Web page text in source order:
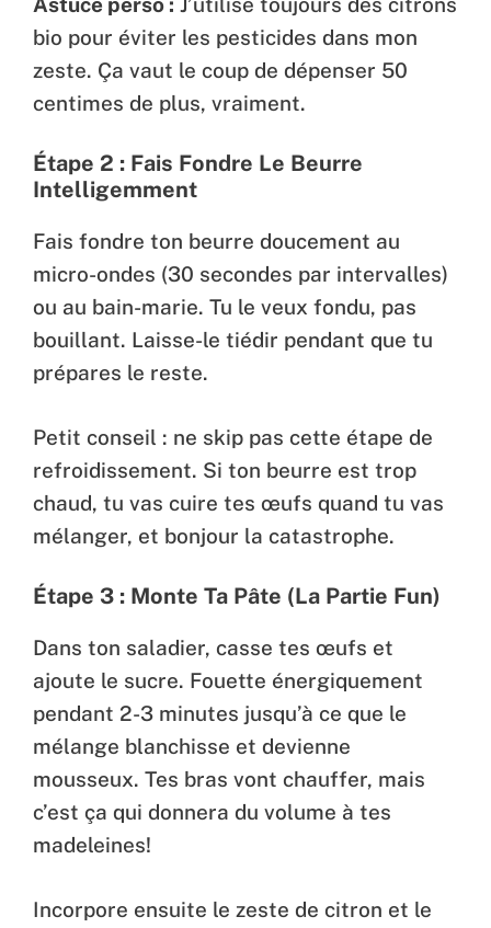
bio pour éviter les pesticides dans mon
zeste. Ça vaut le coup de dépenser 50
centimes de plus, vraiment.
Étape 2 : Fais Fondre Le Beurre
Intelligemment
Fais fondre ton beurre doucement au
micro-ondes (30 secondes par intervalles)
ou au bain-marie. Tu le veux fondu, pas
bouillant. Laisse-le tiédir pendant que tu
prépares le reste.
Petit conseil : ne skip pas cette étape de
refroidissement. Si ton beurre est trop
chaud, tu vas cuire tes œufs quand tu vas
mélanger, et bonjour la catastrophe.
Étape 3 : Monte Ta Pâte (La Partie Fun)
Dans ton saladier, casse tes œufs et
ajoute le sucre. Fouette énergiquement
pendant 2-3 minutes jusqu’à ce que le
mélange blanchisse et devienne
mousseux. Tes bras vont chauffer, mais
c’est ça qui donnera du volume à tes
madeleines!
Incorpore ensuite le zeste de citron et le